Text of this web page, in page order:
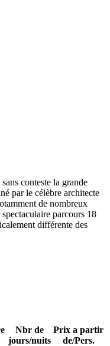
conteste la grande
par le célèbre architecte
de nombreux
parcours 18
différente des
Nbr de
jours/nuits
Prix a partir
de/Pers.